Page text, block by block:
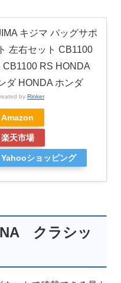
キジマ バッグサポ
左右セット CB1100
CB1100 RS HONDA
ダ HONDA ホンダ
by Rinker
Amazon
楽天市場
Yahooショッピング
クラシッ